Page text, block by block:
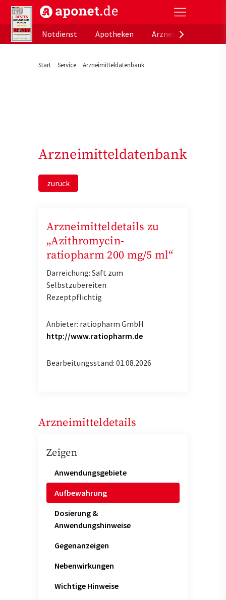
aponet.de - Das offizielle Gesundheitsportal der
Notdienst
Apotheken
Start Service Arzneimitteldatenbank
Arzneimitteldatenbank
zurück
Arzneimitteldetails zu
„Azithromycin-
ratiopharm 200 mg/5 ml“
Darreichung: Saft zum
Selbstzubereiten
Rezeptpflichtig
Anbieter: ratiopharm GmbH
http://www.ratiopharm.de
Bearbeitungsstand: 01.08.2026
Arzneimitteldetails
Zeigen
Anwendungsgebiete
Aufbewahrung
Dosierung &
Anwendungshinweise
Gegenanzeigen
Nebenwirkungen
Wichtige Hinweise